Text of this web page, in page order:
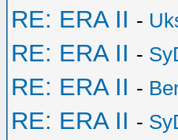
RE: ERA II -
RE: ERA II -
RE: ERA II -
RE: ERA II -